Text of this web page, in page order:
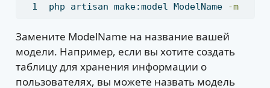
php artisan make:model ModelName -m
Замените ModelName на название вашей
модели. Например, если вы хотите создать
таблицу для хранения информации о
пользователях, вы можете назвать модель